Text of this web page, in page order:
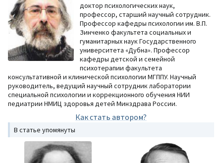
доктор психологических наук,
профессор, старший научный сотрудник.
Профессор кафедры психологии им. В.П.
Зинченко факультета социальных и
гуманитарных наук Государственного
университета «Дубна». Профессор
кафедры детской и семейной
психотерапии факультета
консультативной и клинической психологии МГППУ. Научный
руководитель, ведущий научный сотрудник лаборатории
специальной психологии и коррекционного обучения НИИ
педиатрии НМИЦ здоровья детей Минздрава России.
Как стать автором?
В статье упомянуты